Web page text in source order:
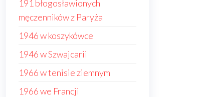
191 błogosławionych
męczenników z Paryża
1946 w koszykówce
1946 w Szwajcarii
1966 w tenisie ziemnym
1966 we Francji